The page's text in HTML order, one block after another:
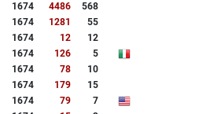
1674 4486
568
1674 1281
55
1674 12
12
1674 126
5
1674 78
10
1674 179
15
1674 79
7